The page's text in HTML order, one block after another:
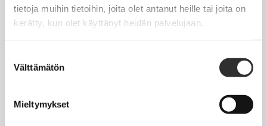
tietoja muihin tietoihin, joita olet antanut heille tai joita on
kerätty, kun olet käyttänyt heidän palvelujaan.
valinta
Välttämätön
Mieltymykset
TYÖELÄMÄOPAS
Työnhaku
Työsuhde ja virkasuhde
virkaehtosopimukset